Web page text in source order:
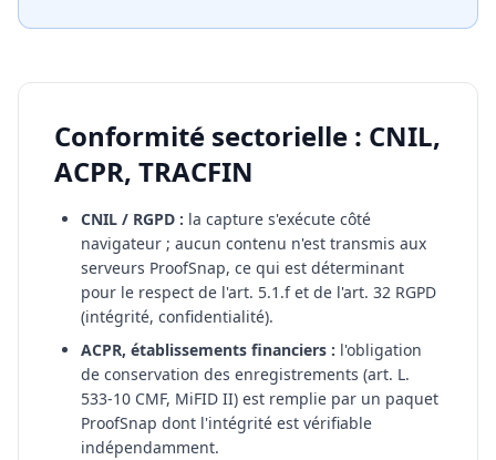
Conformité sectorielle : CNIL,
ACPR, TRACFIN
CNIL / RGPD : la capture s'exécute côté
navigateur ; aucun contenu n'est transmis aux
serveurs ProofSnap, ce qui est déterminant
pour le respect de l'art. 5.1.f et de l'art. 32 RGPD
(intégrité, confidentialité).
ACPR, établissements financiers : l'obligation
de conservation des enregistrements (art. L.
533-10 CMF, MiFID II) est remplie par un paquet
ProofSnap dont l'intégrité est vérifiable
indépendamment.